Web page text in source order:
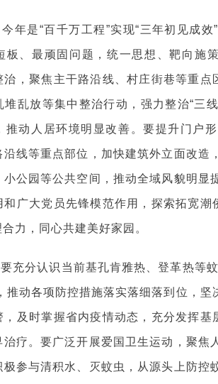
年是“百千万工程”实现“三年初见成
板、最顽固问题，统一思想、靶向施
，聚焦主干路沿线、村庄街巷等重点
乱放等集中整治行动，强力整治“三
推动人居环境明显改善。要提升门户
线等重点部位，加快建筑外立面改造
公园等公共空间，推动全域风貌明显
广大党员先锋模范作用，探索拓宽潮
力，同心共建美好家园。
充分认识当前基孔肯雅热、登革热等
推动各项防控措施落实落细落到位，
及时掌握省内疫情动态，充分发挥基
疗。要广泛开展爱国卫生运动，聚焦
参与清积水、灭蚊虫，从源头上防控